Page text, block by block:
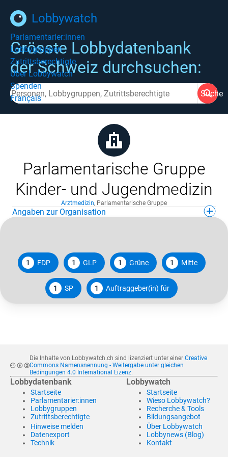
Lobbywatch
Parlamentarier:innen
Lobbygruppen
Zutrittsberechtigte
Über Lobbywatch
Spenden
Français
Grösste Lobbydatenbank
der Schweiz durchsuchen:
Suche
Parlamentarische Gruppe
Kinder- und Jugendmedizin
Arztmedizin, Parlamentarische Gruppe
Angaben zur Organisation
1 FDP 1 GLP 1 Grüne 1 Mitte
1 SP 1 Auftraggeber(in) für
Die Inhalte von Lobbywatch.ch sind lizenziert unter einer Creative
Commons Namensnennung - Weitergabe unter gleichen
Bedingungen 4.0 International Lizenz.
Lobbydatenbank
Startseite
Parlamentarier:innen
Lobbygruppen
Zutrittsberechtigte
Hinweise melden
Datenexport
Technik
Lobbywatch
Startseite
Wieso Lobbywatch?
Recherche & Tools
Bildungsangebot
Über Lobbywatch
Lobbynews (Blog)
Kontakt